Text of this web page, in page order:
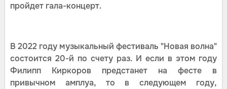
пройдет гала-концерт.
В 2022 году музыкальный фестиваль "Новая волна"
состоится 20-й по счету раз. И если в этом году
Филипп Киркоров предстанет на фесте в
привычном амплуа, то в следующем году,